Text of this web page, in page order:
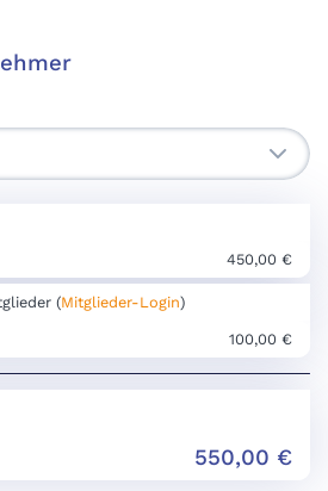
450,00 €
(Mitglieder-Login)
100,00 €
550,00 €